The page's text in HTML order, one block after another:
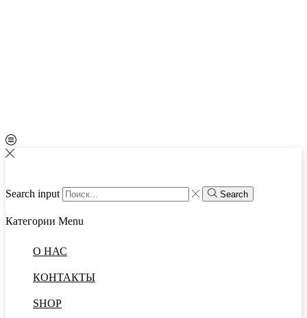
Search input Search
Категории Menu
О НАС
КОНТАКТЫ
SHOP